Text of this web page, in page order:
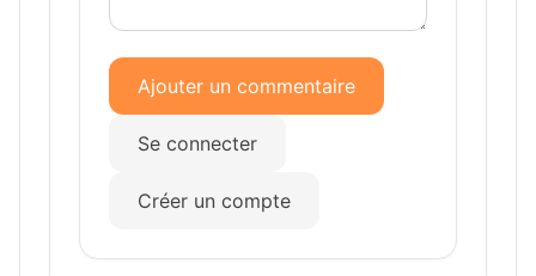
Ajouter un commentaire
Se connecter
Créer un compte